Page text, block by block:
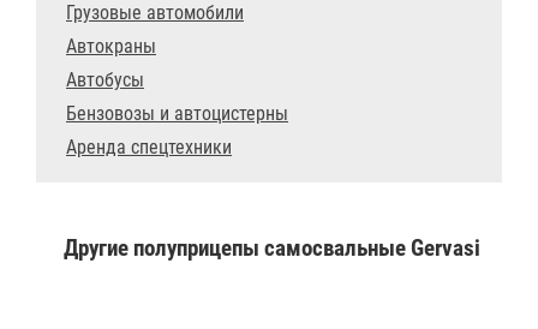
Грузовые автомобили
Автокраны
Автобусы
Бензовозы и автоцистерны
Аренда спецтехники
Другие полуприцепы самосвальные Gervasi